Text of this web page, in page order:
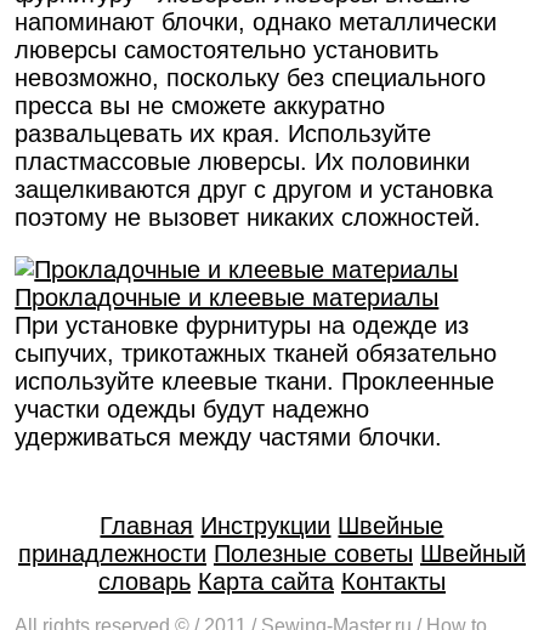
напоминают блочки, однако металлически
люверсы самостоятельно установить
невозможно, поскольку без специального
пресса вы не сможете аккуратно
развальцевать их края. Используйте
пластмассовые люверсы. Их половинки
защелкиваются друг с другом и установка
поэтому не вызовет никаких сложностей.
Прокладочные и клеевые материалы
При установке фурнитуры на одежде из
сыпучих, трикотажных тканей обязательно
используйте клеевые ткани. Проклеенные
участки одежды будут надежно
удерживаться между частями блочки.
Главная Инструкции Швейные
принадлежности Полезные советы Швейный
словарь Карта сайта Контакты
All rights reserved © / 2011 / Sewing-Master.ru / How to